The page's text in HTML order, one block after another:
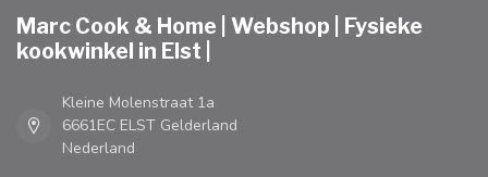
Marc Cook & Home | Webshop | Fysieke
kookwinkel in Elst |
Kleine Molenstraat 1a
6661EC ELST Gelderland
Nederland